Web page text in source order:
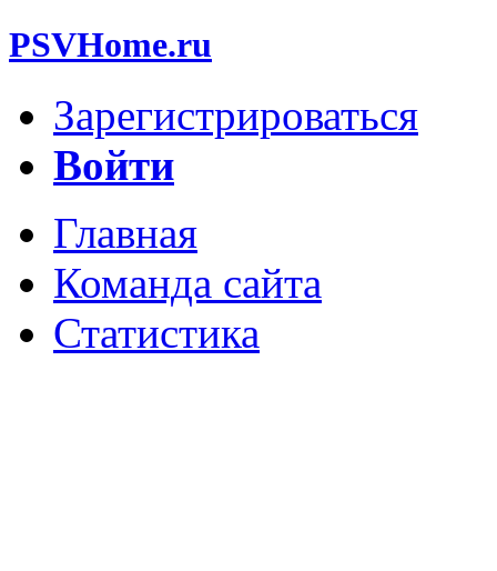
PSVHome.ru
Зарегистрироваться
Войти
Главная
Команда сайта
Статистика